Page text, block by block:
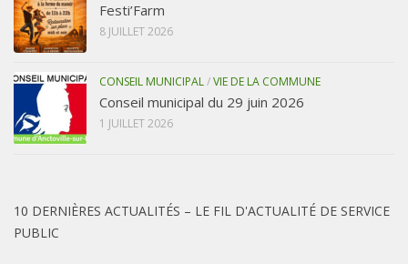
Festi’Farm
8 JUILLET 2026
CONSEIL MUNICIPAL/VIE DE LA COMMUNE
Conseil municipal du 29 juin 2026
1 JUILLET 2026
10 DERNIÈRES ACTUALITÉS – LE FIL D'ACTUALITÉ DE SERVICE
PUBLIC